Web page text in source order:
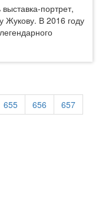
портрет,
Жукову. В 2016 году
655 656
657